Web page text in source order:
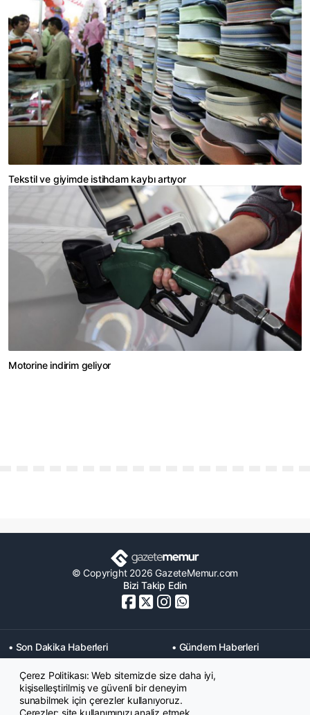
Tekstil ve giyimde istihdam kaybı artıyor
Motorine indirim geliyor
© Copyright 2026 GazeteMemur.com
Bizi Takip Edin
• Son Dakika Haberleri
• Gündem Haberleri
• Memurlar Haberleri
• KPSS Haberleri
• Ekonomi Haberleri
• Eğitim Haberleri
• Yaşam Haberleri
• Maaş Verileri Haberleri
• Mahkeme Kararları
Çerez Politikası: Web sitemizde size daha iyi,
kişiselleştirilmiş ve güvenli bir deneyim
sunabilmek için çerezler kullanıyoruz.
Çerezler; site kullanımınızı analiz etmek,